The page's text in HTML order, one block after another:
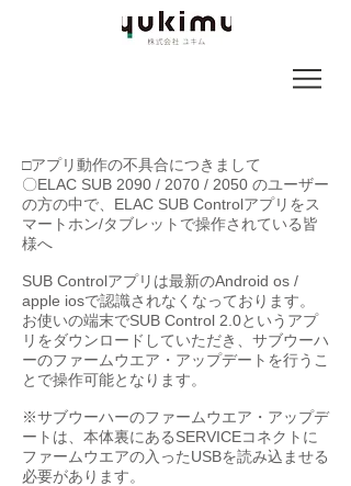
□アプリ動作の不具合につきまして
〇ELAC SUB 2090 / 2070 / 2050 のユーザー
の方の中で、ELAC SUB Controlアプリをス
マートホン/タブレットで操作されている皆
様へ
SUB Controlアプリは最新のAndroid os /
apple iosで認識されなくなっております。
お使いの端末でSUB Control 2.0というアプ
リをダウンロードしていただき、サブウーハ
ーのファームウエア・アップデートを行うこ
とで操作可能となります。
※サブウーハーのファームウエア・アップデ
ートは、本体裏にあるSERVICEコネクトに
ファームウエアの入ったUSBを読み込ませる
必要があります。